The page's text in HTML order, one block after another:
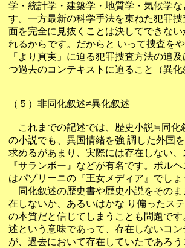
学・統計学・建築学・地質学・気候学
す。一方最新の科学手法を束ねた犯罪
面を完全に見抜くことは決してできな
れるからです。だからと いって捜査を
「より真実」に迫る犯罪捜査方法の追
つ過去のコンテキストに迫ること（異
（５）非同化叙述≠異化叙述
これまでの記述では、歴史小説≒同化
の小説でも、異国情緒を強 調した外国
求めるがあまり、実際には存在しない
『サランボー』などが有名です。ボル
はパゾリーニの『王女メディア』でしょ
同化叙述の歴史書や歴史小説をその
在しないか、あるいはかな り偏ったス
の本質だと信じてしまうことも問題で
述という意味であって、存在しないコ
が、過去において存在していたであろ